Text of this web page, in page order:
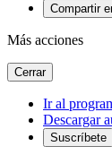
Compartir
Más acciones
Cerrar
Ir al
Descargar
Suscríbete